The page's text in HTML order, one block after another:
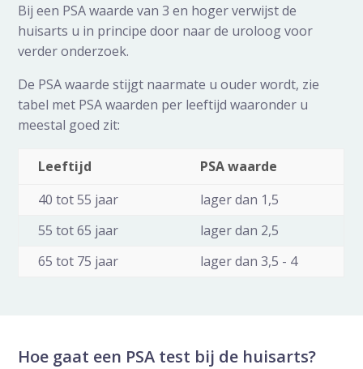
Bij een PSA waarde van 3 en hoger verwijst de
huisarts u in principe door naar de uroloog voor
verder onderzoek.
De PSA waarde stijgt naarmate u ouder wordt, zie
tabel met PSA waarden per leeftijd waaronder u
meestal goed zit:
Leeftijd
PSA waarde
40 tot 55 jaar
lager dan 1,5
55 tot 65 jaar
lager dan 2,5
65 tot 75 jaar
lager dan 3,5 - 4
Hoe gaat een PSA test bij de huisarts?